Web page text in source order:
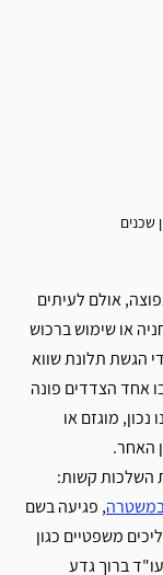
שכנים
אולם לעיתים
או שימוש ברכוש
הגשת תלונת שווא
אחד הצדדים פונה
מוגזם או
האחר.
השלכות קשות:
, פגיעה בשם
משפטיים כגון
ברוך גדע